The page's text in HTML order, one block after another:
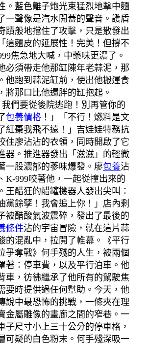
。藍色離子炮光束猛烈地擊中麵
一聲像是汽水開蓋的聲音。護盾
蹟般地擋住了攻擊，只是散發出
這麵皮的延展性！完美！但撐不
焦急地大喊，中藥味更濃了。
必須帶走他那缸陳年老蒜泥，那
他跑到蒜泥缸前，使出他搬運食
將那口比他還胖的缸抱起。
我們要從後院逃跑！別再管你的
包養價格 ！」「不行！燃料是文
紅棗我飛不遠！」吉娃娃特務抗
住廖沾沾的衣領，同時開啟了它
器。推進器發出「滋滋」的輕微
一股濃郁的蔘味爆發。廖包養沾
K-999咬著他，一起從撞出來的
王醋狂的醋罐機器人發出尖叫：
黨餘孽！我會追上你！」店內剩
被醋酸氣波震碎，發出了最後的
條件沾的宇宙冒險，就在這片蒜
的混亂中，拉開了帷幕。《平行
爭奪戰》何手殘的人生，被兩個
著：停車費，以及平行泊車。他
車，彷彿繼承了他所有的駕駛焦
要時提供過任何幫助。今天，他
說中最恐怖的挑戰，一條夾在理
金屬雕像的畫廊之間的窄巷。一
子尺寸小上三十公分的停車格，
可疑的白色粉末。何手殘深吸一